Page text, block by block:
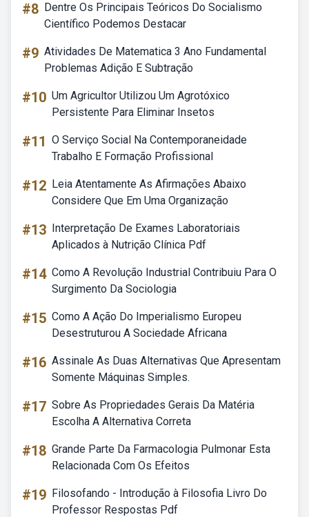
#8 Dentre Os Principais Teóricos Do Socialismo
Científico Podemos Destacar
#9 Atividades De Matematica 3 Ano Fundamental
Problemas Adição E Subtração
#10 Um Agricultor Utilizou Um Agrotóxico
Persistente Para Eliminar Insetos
#11 O Serviço Social Na Contemporaneidade
Trabalho E Formação Profissional
#12 Leia Atentamente As Afirmações Abaixo
Considere Que Em Uma Organização
#13 Interpretação De Exames Laboratoriais
Aplicados à Nutrição Clínica Pdf
#14 Como A Revolução Industrial Contribuiu Para O
Surgimento Da Sociologia
#15 Como A Ação Do Imperialismo Europeu
Desestruturou A Sociedade Africana
#16 Assinale As Duas Alternativas Que Apresentam
Somente Máquinas Simples.
#17 Sobre As Propriedades Gerais Da Matéria
Escolha A Alternativa Correta
#18 Grande Parte Da Farmacologia Pulmonar Esta
Relacionada Com Os Efeitos
#19 Filosofando - Introdução à Filosofia Livro Do
Professor Respostas Pdf